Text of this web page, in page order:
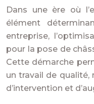
Dans une ère où
élément
entreprise,
pour la pose de
Cette démarche
un travail de qualité,
d’intervention et